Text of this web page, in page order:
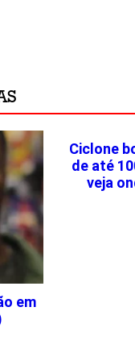
em
Ciclone
de até
veja